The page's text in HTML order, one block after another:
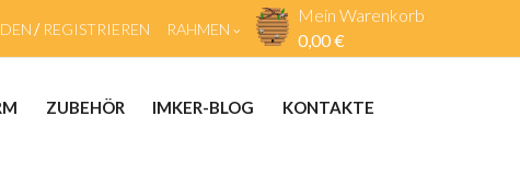
REGISTRIEREN RAHMEN
Mein Warenkorb
0,00 €
ZUBEHÖR IMKER-BLOG KONTAKTE